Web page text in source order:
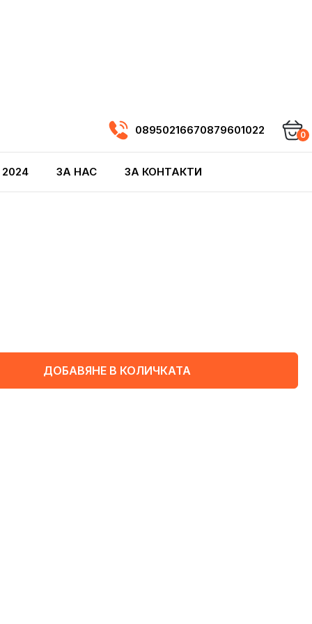
08950216670879601022 0
ЗА НАС ЗА КОНТАКТИ
ДОБАВЯНЕ В КОЛИЧКАТА